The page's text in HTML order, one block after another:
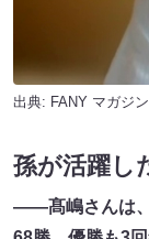
出典: FANY マガジン
孫が活躍し
——髙嶋さんは